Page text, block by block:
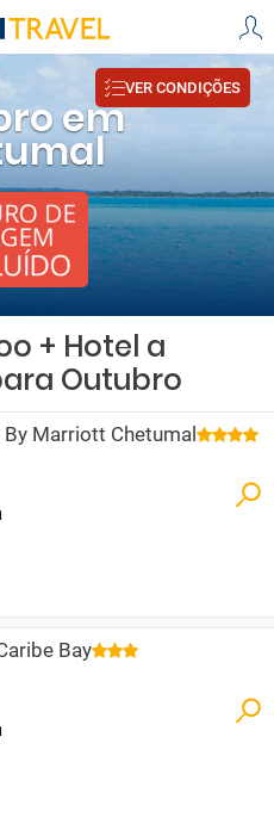
em
VER CONDIÇÕES
+ Hotel a
Outubro
Marriott Chetumal
Bay